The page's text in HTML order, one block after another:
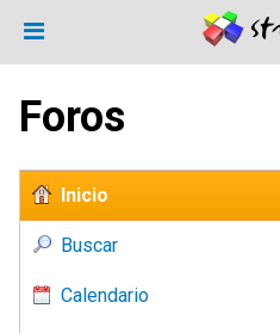
Foros
Inicio
Buscar
Calendario